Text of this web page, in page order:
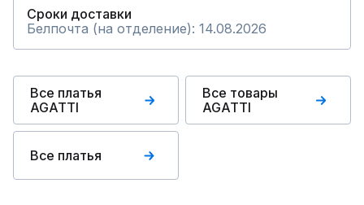
Сроки доставки
Белпочта (на отделение): 14.08.2026
Все платья
AGATTI
Все товары
AGATTI
Все платья